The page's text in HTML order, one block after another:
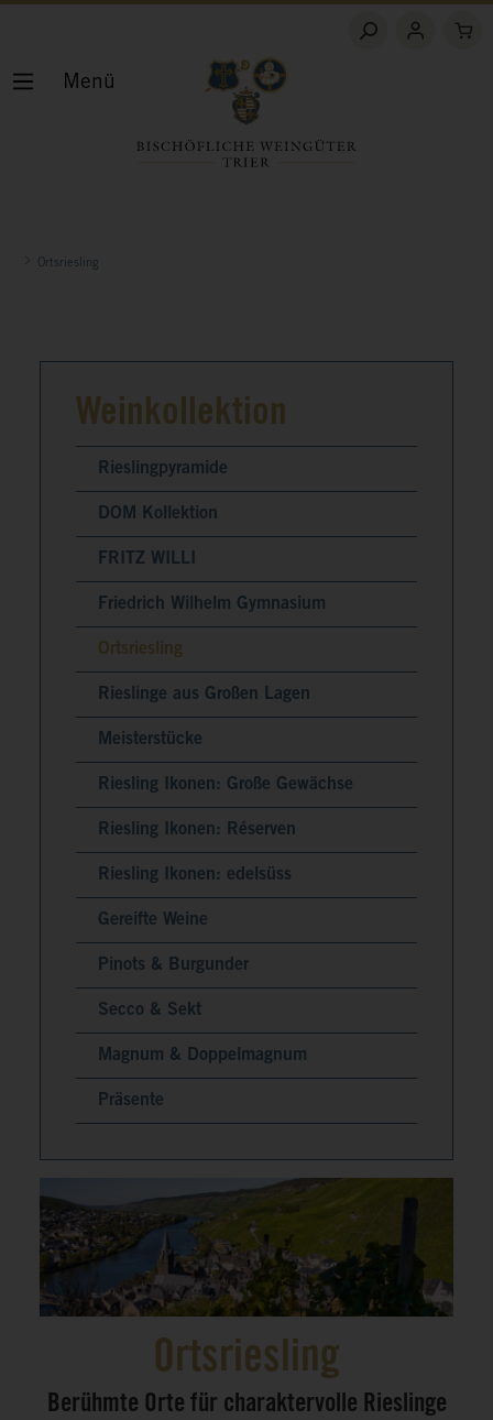
Ortsriesling
Weinkollektion
Rieslingpyramide
DOM Kollektion
FRITZ WILLI
Friedrich Wilhelm Gymnasium
Ortsriesling
Rieslinge aus Großen Lagen
Meisterstücke
Riesling Ikonen: Große Gewächse
Riesling Ikonen: Réserven
Riesling Ikonen: edelsüss
Gereifte Weine
Pinots & Burgunder
Secco & Sekt
Magnum & Doppelmagnum
Präsente
Ortsriesling
Berühmte Orte für charaktervolle Rieslinge
Menü